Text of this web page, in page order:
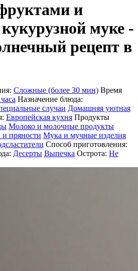
и
муке -
рецепт в
Сложные (более 30 мин) Время
Назначение блюда:
случаи Домашняя уютная
Европейская кухня Продукты
Молоко и молочные продукты
пряности Мука и мучные изделия
Способ приготовления:
Десерты Выпечка Острота: Не